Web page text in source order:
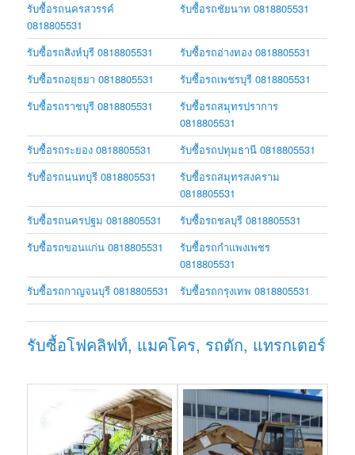
รับซื้อรถนครสวรรค์
0818805531
รับซื้อรถชัยนาท 0818805531
รับซื้อรถสิงห์บุรี 0818805531
รับซื้อรถอ่างทอง 0818805531
รับซื้อรถอยุธยา 0818805531
รับซื้อรถเพชรบุรี 0818805531
รับซื้อรถราชบุรี 0818805531
รับซื้อรถสมุทรปราการ
0818805531
รับซื้อรถระยอง 0818805531
รับซื้อรถปทุมธานี 0818805531
รับซื้อรถนนทบุรี 0818805531
รับซื้อรถสมุทรสงคราม
0818805531
รับซื้อรถนครปฐม 0818805531
รับซื้อรถชลบุรี 0818805531
รับซื้อรถขอนแก่น 0818805531
รับซื้อรถกำแพงเพชร
0818805531
รับซื้อรถกาญจนบุรี 0818805531
รับซื้อรถกรุงเทพ 0818805531
รับซื้อโฟคลิฟท์, แมคโคร, รถตัก, แทรกเตอร์